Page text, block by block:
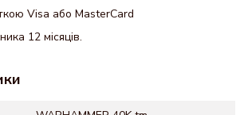
Visa або MasterCard
12 місяців.